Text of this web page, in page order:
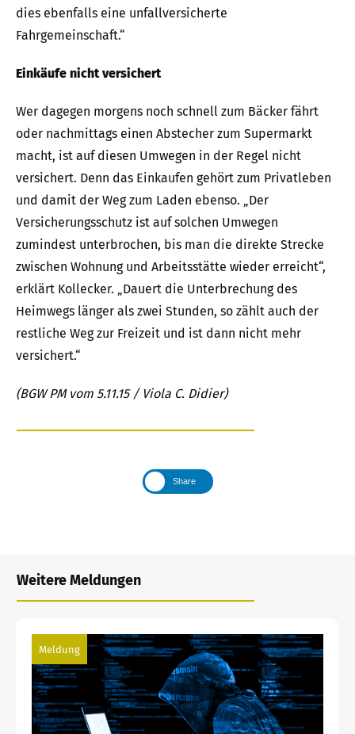
dies ebenfalls eine unfallversicherte
Fahrgemeinschaft.“
Einkäufe nicht versichert
Wer dagegen morgens noch schnell zum Bäcker fährt
oder nachmittags einen Abstecher zum Supermarkt
macht, ist auf diesen Umwegen in der Regel nicht
versichert. Denn das Einkaufen gehört zum Privatleben
und damit der Weg zum Laden ebenso. „Der
Versicherungsschutz ist auf solchen Umwegen
zumindest unterbrochen, bis man die direkte Strecke
zwischen Wohnung und Arbeitsstätte wieder erreicht“,
erklärt Kollecker. „Dauert die Unterbrechung des
Heimwegs länger als zwei Stunden, so zählt auch der
restliche Weg zur Freizeit und ist dann nicht mehr
versichert.“
(BGW PM vom 5.11.15 / Viola C. Didier)
Share
Weitere Meldungen
Meldung